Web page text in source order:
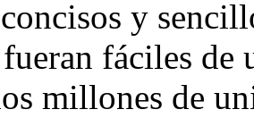
y
fáciles de
millones de